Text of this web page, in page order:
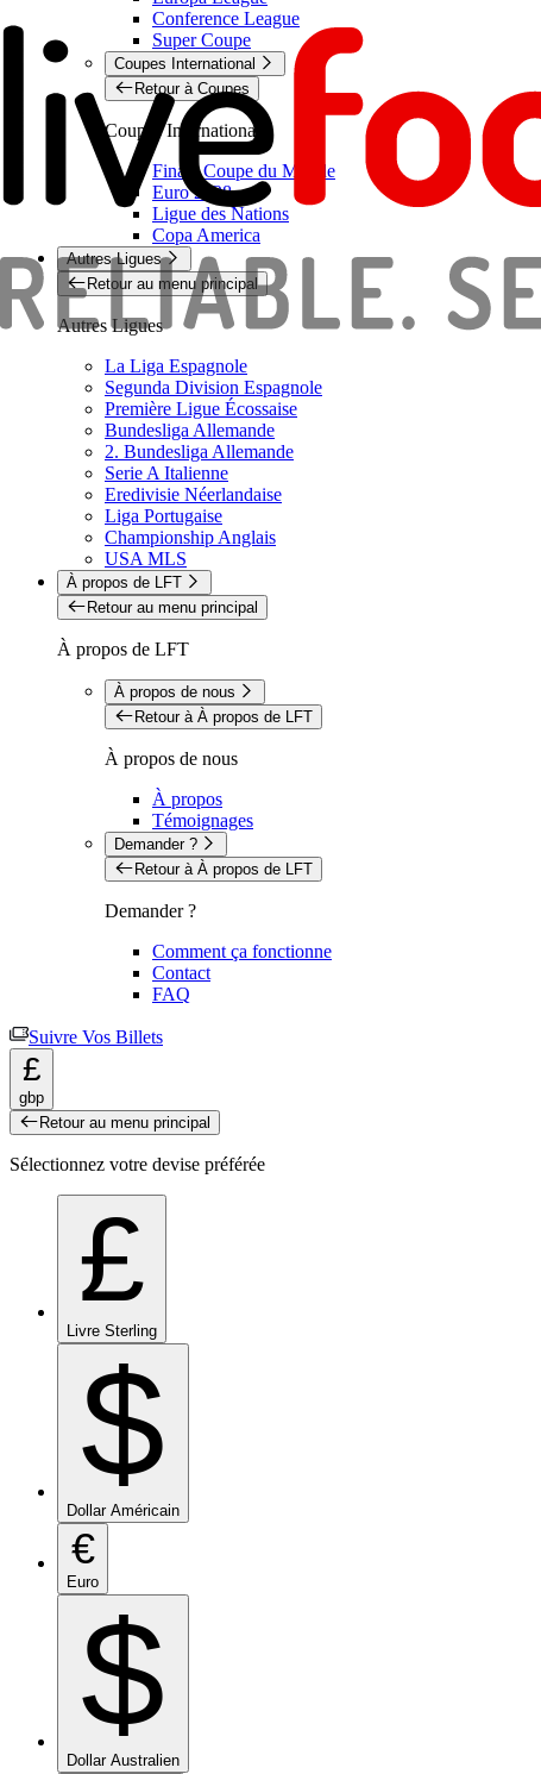
Conference League
Super Coupe
Coupes International
Retour à Coupes
Coupes International
Finale Coupe du Monde
Euro 2028
Ligue des Nations
Copa America
Autres Ligues
Retour au menu principal
Autres Ligues
La Liga Espagnole
Segunda Division Espagnole
Première Ligue Écossaise
Bundesliga Allemande
2. Bundesliga Allemande
Serie A Italienne
Eredivisie Néerlandaise
Liga Portugaise
Championship Anglais
USA MLS
À propos de LFT
Retour au menu principal
À propos de LFT
À propos de nous
Retour à À propos de LFT
À propos de nous
À propos
Témoignages
Demander ?
Retour à À propos de LFT
Demander ?
Comment ça fonctionne
Contact
FAQ
Suivre Vos Billets
£
gbp
Retour au menu principal
Sélectionnez votre devise préférée
£
Livre Sterling
$
Dollar Américain
€
Euro
$
Dollar Australien